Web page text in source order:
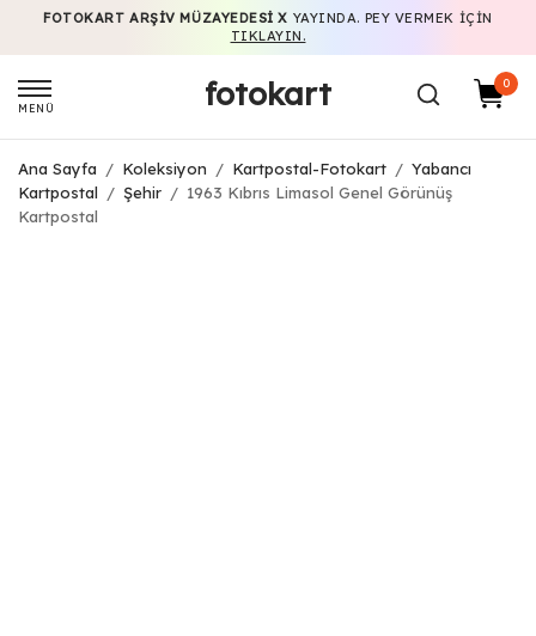
FOTOKART ARŞIV MÜZAYEDESI X YAYINDA. PEY VERMEK IÇIN
TIKLAYIN.
MENÜ fotokart 0
Ana Sayfa / Koleksiyon / Kartpostal-Fotokart / Yabancı
Kartpostal
/ Şehir / 1963 Kıbrıs Limasol Genel Görünüş
Kartpostal